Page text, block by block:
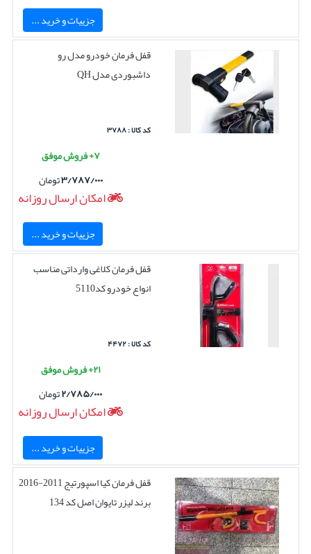
جزییات و خرید ...
قفل فرمان خودرو مدل رو
داشبوردی مدل QH
کد کالا : ۳۷۸۸
۷+ فروش موفق
۳/۷۸۷/۰۰۰تومان
امکان ارسال روزانه
جزییات و خرید ...
قفل فرمان کلاغی وارداتی مناسب
انواع خودرو کد5110
کد کالا : ۴۴۷۲
۲۱+ فروش موفق
۲/۷۸۵/۰۰۰تومان
امکان ارسال روزانه
جزییات و خرید ...
قفل فرمان کیا اسپورتیج 2011-2016
برند لیزر تایوان اصل کد 134